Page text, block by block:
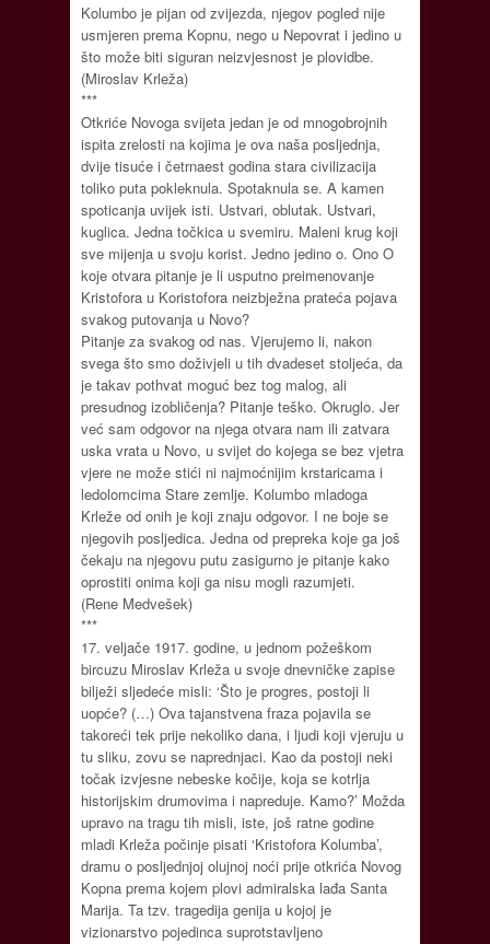
Kolumbo je pijan od zvijezda, njegov pogled nije
usmjeren prema Kopnu, nego u Nepovrat i jedino u
što može biti siguran neizvjesnost je plovidbe.
(Miroslav Krleža)
***
Otkriće Novoga svijeta jedan je od mnogobrojnih
ispita zrelosti na kojima je ova naša posljednja,
dvije tisuće i četrnaest godina stara civilizacija
toliko puta pokleknula. Spotaknula se. A kamen
spoticanja uvijek isti. Ustvari, oblutak. Ustvari,
kuglica. Jedna točkica u svemiru. Maleni krug koji
sve mijenja u svoju korist. Jedno jedino o. Ono O
koje otvara pitanje je li usputno preimenovanje
Kristofora u Koristofora neizbježna prateća pojava
svakog putovanja u Novo?
Pitanje za svakog od nas. Vjerujemo li, nakon
svega što smo doživjeli u tih dvadeset stoljeća, da
je takav pothvat moguć bez tog malog, ali
presudnog izobličenja? Pitanje teško. Okruglo. Jer
već sam odgovor na njega otvara nam ili zatvara
uska vrata u Novo, u svijet do kojega se bez vjetra
vjere ne može stići ni najmoćnijim krstaricama i
ledolomcima Stare zemlje. Kolumbo mladoga
Krleže od onih je koji znaju odgovor. I ne boje se
njegovih posljedica. Jedna od prepreka koje ga još
čekaju na njegovu putu zasigurno je pitanje kako
oprostiti onima koji ga nisu mogli razumjeti.
(Rene Medvešek)
***
17. veljače 1917. godine, u jednom požeškom
bircuzu Miroslav Krleža u svoje dnevničke zapise
bilježi sljedeće misli: ‘Što je progres, postoji li
uopće? (…) Ova tajanstvena fraza pojavila se
takoreći tek prije nekoliko dana, i ljudi koji vjeruju u
tu sliku, zovu se naprednjaci. Kao da postoji neki
točak izvjesne nebeske kočije, koja se kotrlja
historijskim drumovima i napreduje. Kamo?’ Možda
upravo na tragu tih misli, iste, još ratne godine
mladi Krleža počinje pisati ‘Kristofora Kolumba’,
dramu o posljednjoj olujnoj noći prije otkrića Novog
Kopna prema kojem plovi admiralska lađa Santa
Marija. Ta tzv. tragedija genija u kojoj je
vizionarstvo pojedinca suprotstavljeno